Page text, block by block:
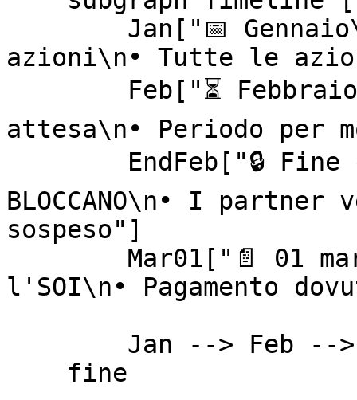
azioni\n• Tutte le
attesa\n• Periodo per
BLOCCANO\n• I
sospeso"]
l'SOI\n• Pagamento